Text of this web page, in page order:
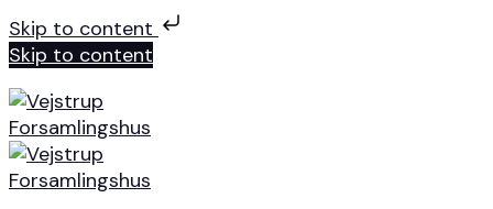
Skip to content
Skip to content